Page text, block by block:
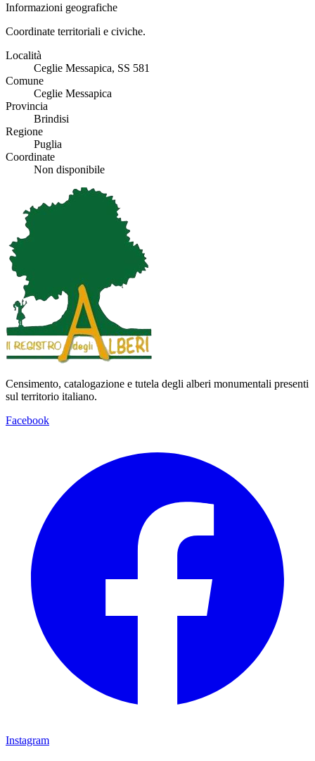
Informazioni geografiche
Coordinate territoriali e civiche.
Località
Ceglie Messapica, SS 581
Comune
Ceglie Messapica
Provincia
Brindisi
Regione
Puglia
Coordinate
Non disponibile
Censimento, catalogazione e tutela degli alberi monumentali presenti
sul territorio italiano.
Facebook
Instagram